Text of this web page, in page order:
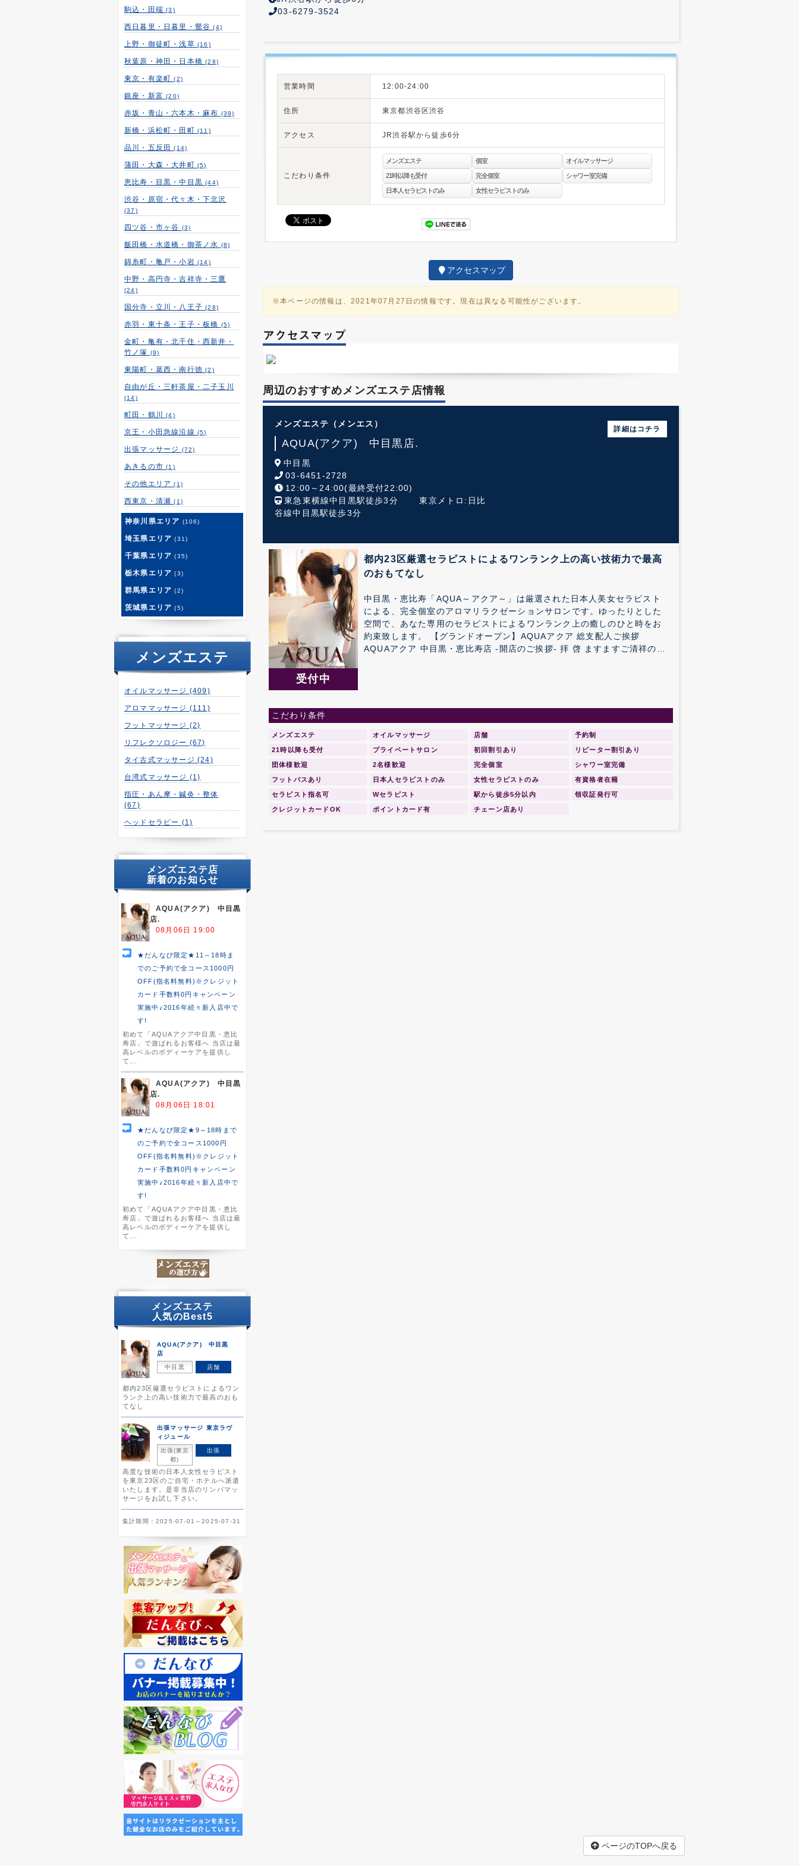
03-6279-3524
営業時間 12:00-24:00
住所 東京都渋谷区渋谷
アクセス JR渋谷駅から徒歩6分
こだわり条件
メンズエステ 個室 オイルマッサージ
21時以降も受付 完全個室 シャワー室完備
日本人セラピストのみ 女性セラピストのみ
アクセスマップ
※本ページの情報は、2021年07月27日の情報です。現在は異なる可能性がございます。
周辺のおすすめメンズエステ店情報
メンズエステ （メンエス）
AQUA(アクア) 中目黒店.
中目黒
03-6451-2728
12:00～24:00(最終受付22:00)
東急東横線中目黒駅徒歩3分 東京メトロ:日比
谷線中目黒駅徒歩3分
詳細はコチラ
受付中
都内23区厳選セラピストによるワンランク上の高い技術力で最高
のおもてなし
中目黒・恵比寿「AQUA～アクア～」は厳選された日本人美女セラピスト
による、完全個室のアロマリラクゼーションサロンです。ゆったりとした
空間で、あなた専用のセラピストによるワンランク上の癒しのひと時をお
約束致します。 【グランドオープン】AQUAアクア 総支配人ご挨拶
AQUAアクア 中目黒・恵比寿店 -開店のご挨拶- 拝 啓 ますますご清祥の
をメールマガジンにて同封させて頂きます。 皆様のご期待に添えますよう
日々精進する所存で御座いますので、なにとぞ倍旧のご指導、ご鞭撻を賜
りますようお願い申し上げます。 略儀ながら書中をもちまして新店オープ
ンのご挨拶かたがたご案内申し上げます。 敬 具 AQUA総支配人 R.YURIA
こだわり条件
メンズエステ オイルマッサージ 店舗 予約制
21時以降も受付 プライベートサロン 初回割引あり リピーター割引あり
団体様歓迎 2名様歓迎 完全個室 シャワー室完備
フットバスあり 日本人セラピストのみ 女性セラピストのみ 有資格者在籍
セラピスト指名可 Wセラピスト 駅から徒歩5分以内 領収証発行可
クレジットカードOK ポイントカード有 チェーン店あり
駒込・田端(3)
西日暮里・日暮里・鶯谷(4)
上野・御徒町・浅草 (16)
秋葉原・神田・日本橋(28)
東京・有楽町(2)
銀座・新富(20)
赤坂・青山・六本木・麻布 (39)
新橋・浜松町・田町 (11)
品川・五反田(14)
蒲田・大森・大井町 (5)
恵比寿・目黒・中目黒(44)
渋谷・原宿・代々木・下北沢
(37)
四ツ谷・市ヶ谷 (3)
飯田橋・水道橋・御茶ノ水 (8)
錦糸町・亀戸・小岩 (14)
中野・高円寺・吉祥寺・三鷹
(24)
国分寺・立川・八王子(28)
赤羽・東十条・王子・板橋 (5)
金町・亀有・北千住・西新井・
竹ノ塚 (9)
東陽町・葛西・南行徳(2)
自由が丘・三軒茶屋・二子玉川
(14)
町田・鶴川(4)
京王・小田急線沿線 (5)
出張マッサージ (72)
あきるの市(1)
その他エリア(1)
西東京・清瀬(1)
神奈川県エリア (106)
埼玉県エリア(31)
千葉県エリア(35)
栃木県エリア(3)
群馬県エリア(2)
茨城県エリア(5)
メンズエステ
オイルマッサージ (409)
アロママッサージ (111)
フットマッサージ (2)
リフレクソロジー (67)
タイ古式マッサージ (24)
台湾式マッサージ (1)
指圧・あん摩・鍼灸・整体
(67)
ヘッドセラピー (1)
メンズエステ店
新着のお知らせ
AQUA(アクア) 中目黒
店.
08月06日 19:00
★だんなび限定★11～18時ま
でのご予約で全コース1000円
OFF(指名料無料)※クレジット
カード手数料0円キャンペーン
実施中♪2016年続々新入店中で
す!
初めて「AQUAアクア中目黒・恵比
寿店」で遊ばれるお客様へ 当店は最
高レベルのボディーケアを提供し
て...
AQUA(アクア) 中目黒
店.
08月06日 18:01
★だんなび限定★9～18時まで
のご予約で全コース1000円
OFF(指名料無料)※クレジット
カード手数料0円キャンペーン
実施中♪2016年続々新入店中で
す!
初めて「AQUAアクア中目黒・恵比
寿店」で遊ばれるお客様へ 当店は最
高レベルのボディーケアを提供し
て...
メンズエステ
人気のBest5
AQUA(アクア) 中目黒
店
中目黒 店舗
都内23区厳選セラピストによるワン
ランク上の高い技術力で最高のおも
てなし
出張マッサージ 東京ラヴ
ィジュール
出張(東京
都)
出張
高度な技術の日本人女性セラピスト
を東京23区のご自宅・ホテルへ派遣
いたします。是非当店のリンパマッ
サージをお試し下さい。
集計期間：2025-07-01～2025-07-31
ページのTOPへ戻る